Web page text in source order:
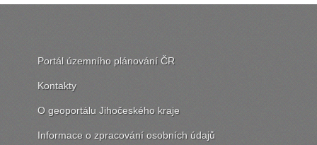
Portál územního plánování ČR
Kontakty
O geoportálu Jihočeského kraje
Informace o zpracování osobních údajů